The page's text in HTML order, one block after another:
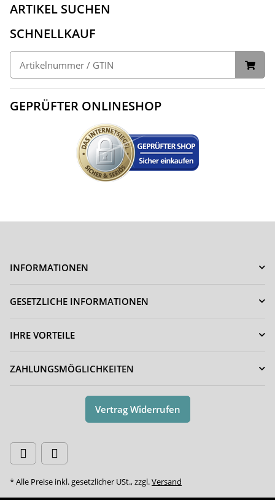
ARTIKEL SUCHEN
SCHNELLKAUF
GEPRÜFTER ONLINESHOP
INFORMATIONEN
GESETZLICHE INFORMATIONEN
IHRE VORTEILE
ZAHLUNGSMÖGLICHKEITEN
Vertrag Widerrufen
* Alle Preise inkl. gesetzlicher USt., zzgl.Versand